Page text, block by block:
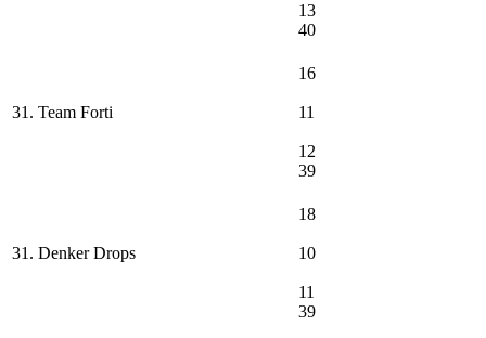
13
40
31. Team Forti
16
11
12
39
31. Denker Drops
18
10
11
39